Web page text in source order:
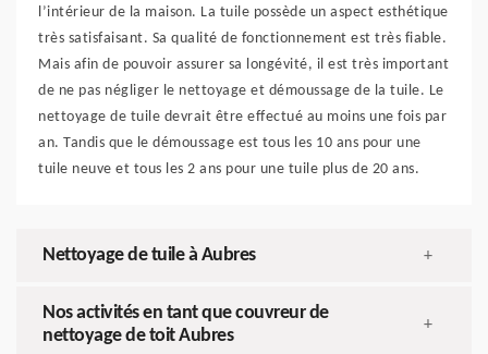
l’intérieur de la maison. La tuile possède un aspect esthétique
très satisfaisant. Sa qualité de fonctionnement est très fiable.
Mais afin de pouvoir assurer sa longévité, il est très important
de ne pas négliger le nettoyage et démoussage de la tuile. Le
nettoyage de tuile devrait être effectué au moins une fois par
an. Tandis que le démoussage est tous les 10 ans pour une
tuile neuve et tous les 2 ans pour une tuile plus de 20 ans.
Nettoyage de tuile à Aubres +
Nos activités en tant que couvreur de
nettoyage de toit Aubres
+